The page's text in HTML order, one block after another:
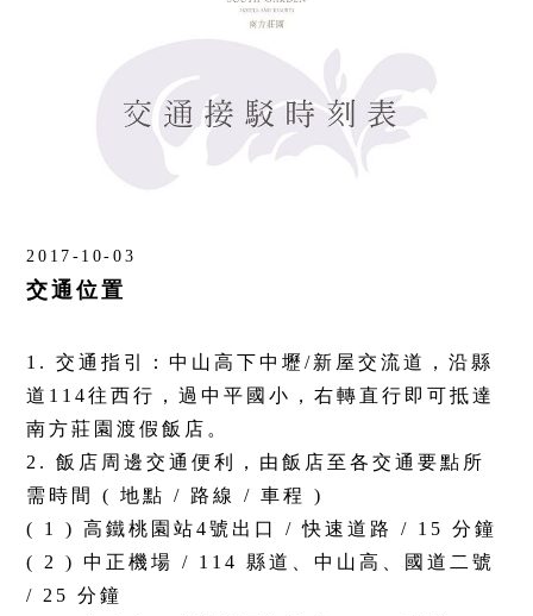
2017-10-03
交通位置
1. 交通指引：中山高下中壢/新屋交流道，沿縣
道114往西行，過中平國小，右轉直行即可抵達
南方莊園渡假飯店。
2. 飯店周邊交通便利，由飯店至各交通要點所
需時間 ( 地點 / 路線 / 車程 )
( 1 ) 高鐵桃園站4號出口 / 快速道路 / 15 分鐘
( 2 ) 中正機場 / 114 縣道、中山高、國道二號
/ 25 分鐘